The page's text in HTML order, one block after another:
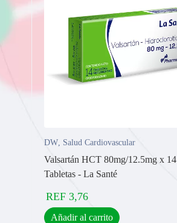
DW, Salud Cardiovascular
Valsartán HCT 80mg/12.5mg x 14
Tabletas - La Santé
REF 3,76
Añadir al carrito